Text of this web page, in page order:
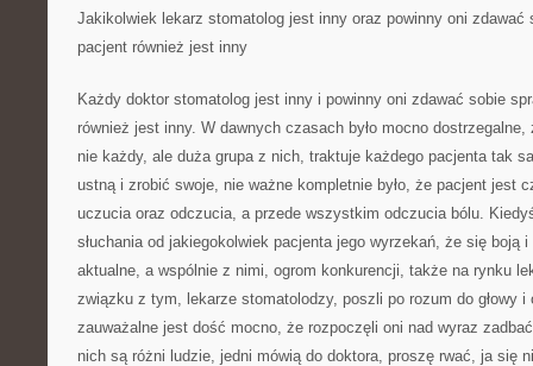
Jakikolwiek lekarz stomatolog jest inny oraz powinny oni zdawać
pacjent również jest inny
Każdy doktor stomatolog jest inny i powinny oni zdawać sobie
również jest inny. W dawnych czasach było mocno
nie każdy, ale duża grupa z nich, traktuje każdego pacjenta tak
ustną i zrobić swoje, nie ważne kompletnie było, że pacjent jest
uczucia oraz odczucia, a przede wszystkim odczucia bólu.
słuchania od jakiegokolwiek pacjenta jego wyrzekań, że się boją
aktualne, a wspólnie z nimi, ogrom konkurencji, także na rynku
związku z tym, lekarze stomatolodzy, poszli po rozum do głowy i
zauważalne jest dość mocno, że rozpoczęli oni nad wyraz
nich są różni ludzie, jedni mówią do doktora, proszę rwać, ja się